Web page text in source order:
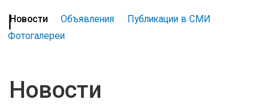
Новости Объявления
Публикации в СМИ
Фотогалереи
Новости